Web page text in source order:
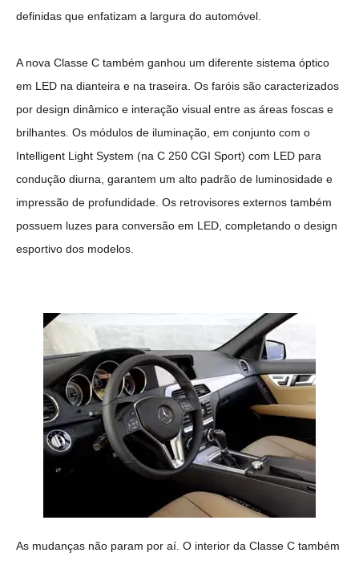
definidas que enfatizam a largura do automóvel.
A nova Classe C também ganhou um diferente sistema óptico
em LED na dianteira e na traseira. Os faróis são caracterizados
por design dinâmico e interação visual entre as áreas foscas e
brilhantes. Os módulos de iluminação, em conjunto com o
Intelligent Light System (na C 250 CGI Sport) com LED para
condução diurna, garantem um alto padrão de luminosidade e
impressão de profundidade. Os retrovisores externos também
possuem luzes para conversão em LED, completando o design
esportivo dos modelos.
As mudanças não param por aí. O interior da Classe C também